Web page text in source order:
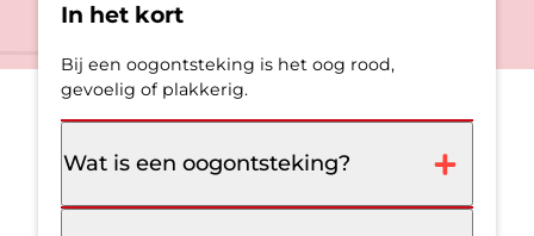
In het kort
Bij een oogontsteking is het oog rood,
gevoelig of plakkerig.
Wat is een oogontsteking?